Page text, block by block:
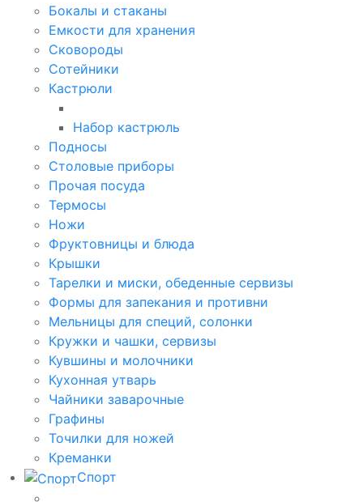
Бокалы и стаканы
Емкости для хранения
Сковороды
Сотейники
Кастрюли
Набор кастрюль
Подносы
Столовые приборы
Прочая посуда
Термосы
Ножи
Фруктовницы и блюда
Крышки
Тарелки и миски, обеденные сервизы
Формы для запекания и противни
Мельницы для специй, солонки
Кружки и чашки, сервизы
Кувшины и молочники
Кухонная утварь
Чайники заварочные
Графины
Точилки для ножей
Креманки
Спорт